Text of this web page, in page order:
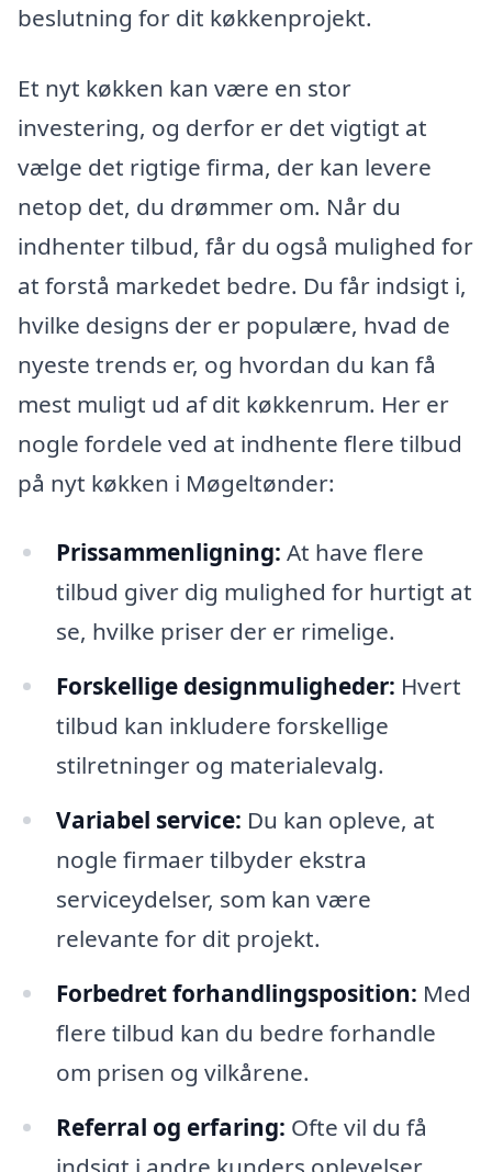
beslutning for dit køkkenprojekt.
Et nyt køkken kan være en stor
investering, og derfor er det vigtigt at
vælge det rigtige firma, der kan levere
netop det, du drømmer om. Når du
indhenter tilbud, får du også mulighed for
at forstå markedet bedre. Du får indsigt i,
hvilke designs der er populære, hvad de
nyeste trends er, og hvordan du kan få
mest muligt ud af dit køkkenrum. Her er
nogle fordele ved at indhente flere tilbud
på nyt køkken i Møgeltønder:
Prissammenligning: At have flere
tilbud giver dig mulighed for hurtigt at
se, hvilke priser der er rimelige.
Forskellige designmuligheder: Hvert
tilbud kan inkludere forskellige
stilretninger og materialevalg.
Variabel service: Du kan opleve, at
nogle firmaer tilbyder ekstra
serviceydelser, som kan være
relevante for dit projekt.
Forbedret forhandlingsposition: Med
flere tilbud kan du bedre forhandle
om prisen og vilkårene.
Referral og erfaring: Ofte vil du få